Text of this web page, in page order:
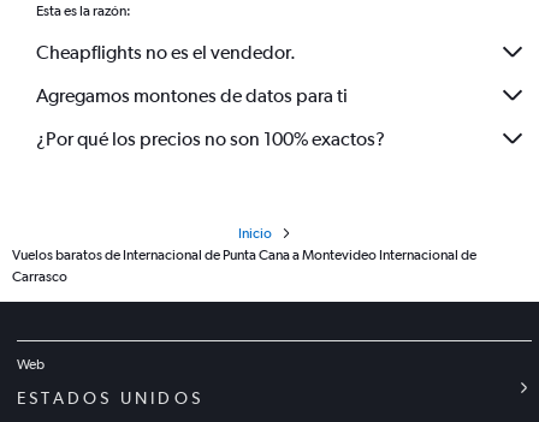
Esta es la razón:
Cheapflights no es el vendedor.
Agregamos montones de datos para ti
¿Por qué los precios no son 100% exactos?
Inicio
Vuelos baratos de Internacional de Punta Cana a Montevideo Internacional de
Carrasco
Web
ESTADOS UNIDOS